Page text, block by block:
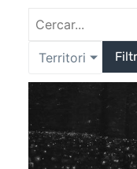
Territori